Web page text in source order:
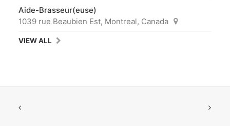
Aide-Brasseur(euse)
1039 rue Beaubien Est, Montreal, Canada
VIEW ALL